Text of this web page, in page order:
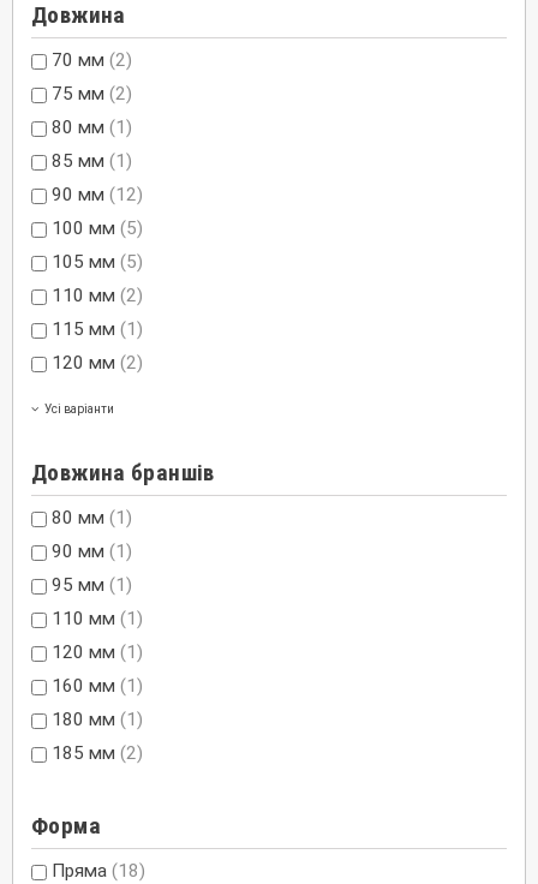
Довжина
70 мм (2)
75 мм (2)
80 мм (1)
85 мм (1)
90 мм (12)
100 мм (5)
105 мм (5)
110 мм (2)
115 мм (1)
120 мм (2)
Усі варіанти
Довжина браншів
80 мм (1)
90 мм (1)
95 мм (1)
110 мм (1)
120 мм (1)
160 мм (1)
180 мм (1)
185 мм (2)
Форма
Пряма (18)